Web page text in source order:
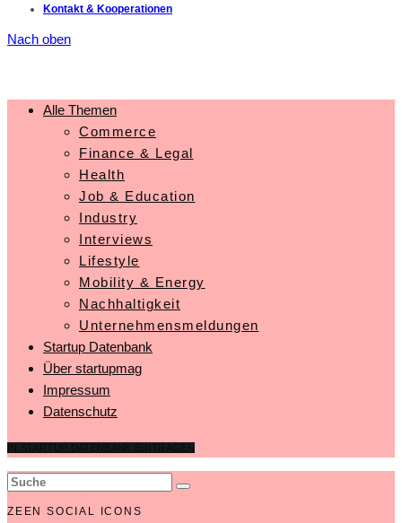
Kontakt & Kooperationen
Nach oben
Alle Themen
Commerce
Finance & Legal
Health
Job & Education
Industry
Interviews
Lifestyle
Mobility & Energy
Nachhaltigkeit
Unternehmensmeldungen
Startup Datenbank
Über startupmag
Impressum
Datenschutz
ZEEN SOCIAL ICONS